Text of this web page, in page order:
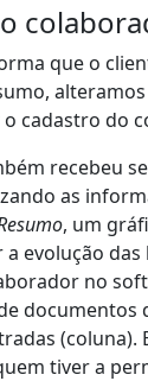
que o
cadastro do
recebeu
as
, um
evolução
no
documentos
(coluna).
tiver a